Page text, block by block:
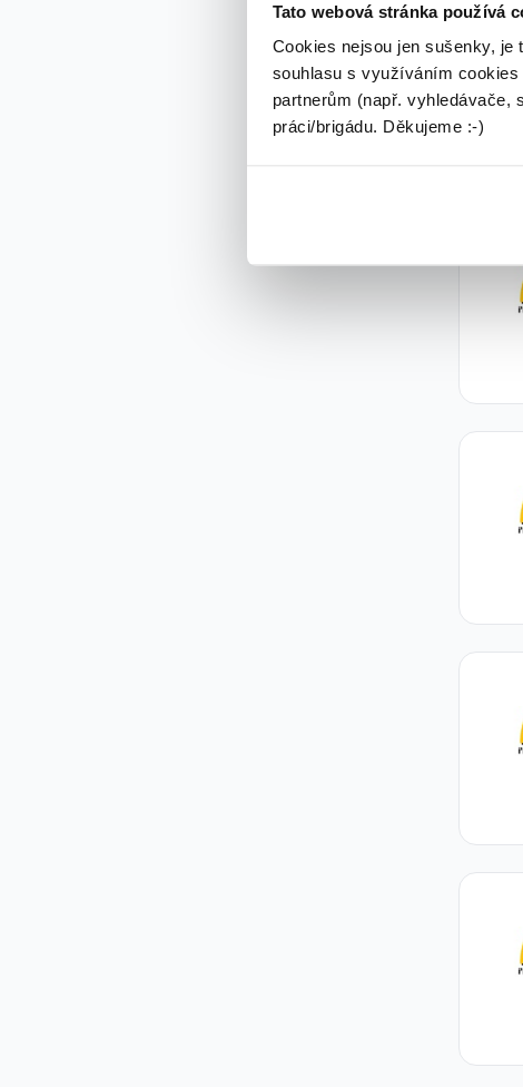
Tato webová stránka používá
Cookies nejsou jen sušenky,
souhlasu s využíváním
partnerům (např.
práci/brigádu. Děkujeme :-)